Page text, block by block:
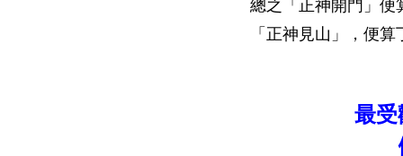
總之「正神開門」便
「正神見山」，便
最受